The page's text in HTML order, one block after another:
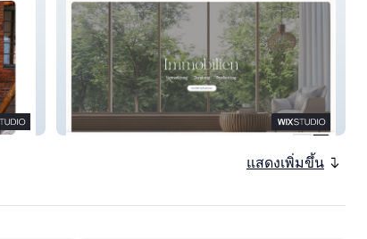
CARA Immobilien Treuhand
แสดงเพิ่มขึ้น